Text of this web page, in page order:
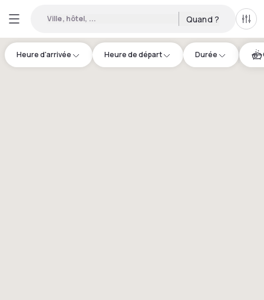
Ville, hôtel, ... Quand ?
Heure d'arrivée Heure de départ Durée